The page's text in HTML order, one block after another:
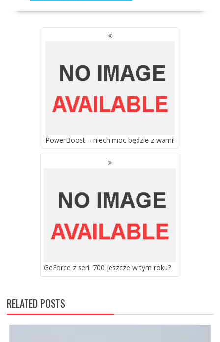
NAWIGACJA
PowerBoost – niech moc będzie z wami!
GeForce z serii 700 jeszcze w tym roku?
RELATED POSTS